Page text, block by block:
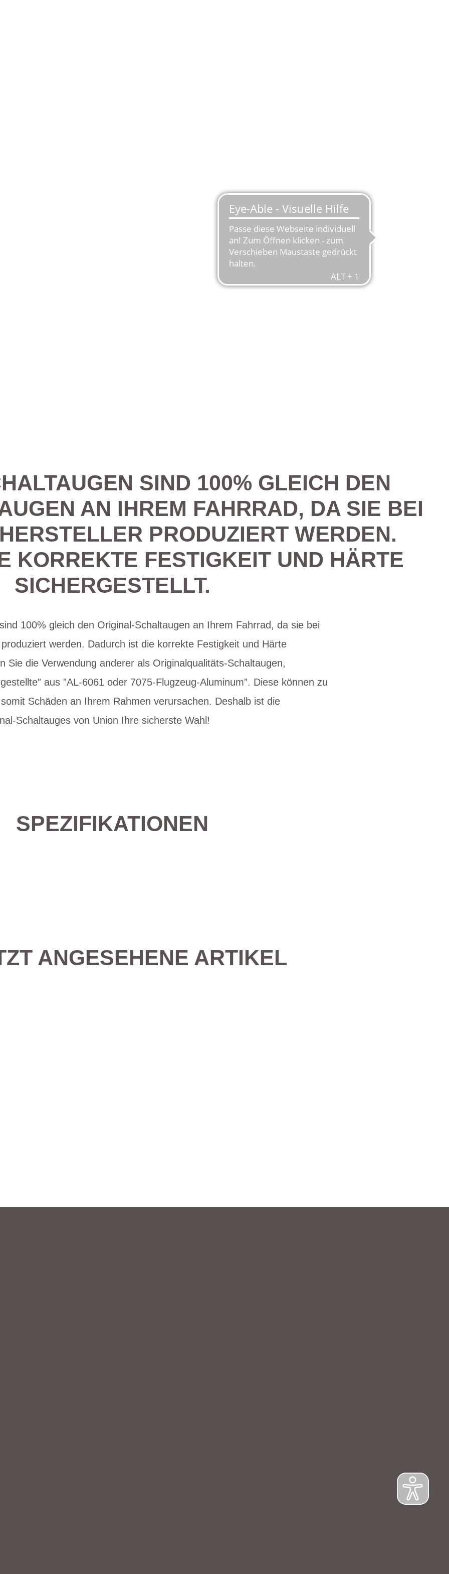
SIND 100% GLEICH DEN
AN IHREM FAHRRAD, DA SIE BEI
PRODUZIERT WERDEN.
KORREKTE FESTIGKEIT UND HÄRTE
SICHERGESTELLT.
100% gleich den Original-Schaltaugen an Ihrem Fahrrad, da sie bei
werden. Dadurch ist die korrekte Festigkeit und Härte
Sie die Verwendung anderer als Originalqualitäts-Schaltaugen,
aus ”AL-6061 oder 7075-Flugzeug-Aluminum”. Diese können zu
Schäden an Ihrem Rahmen verursachen. Deshalb ist die
Schaltauges von Union Ihre sicherste Wahl!
SPEZIFIKATIONEN
ANGESEHENE ARTIKEL